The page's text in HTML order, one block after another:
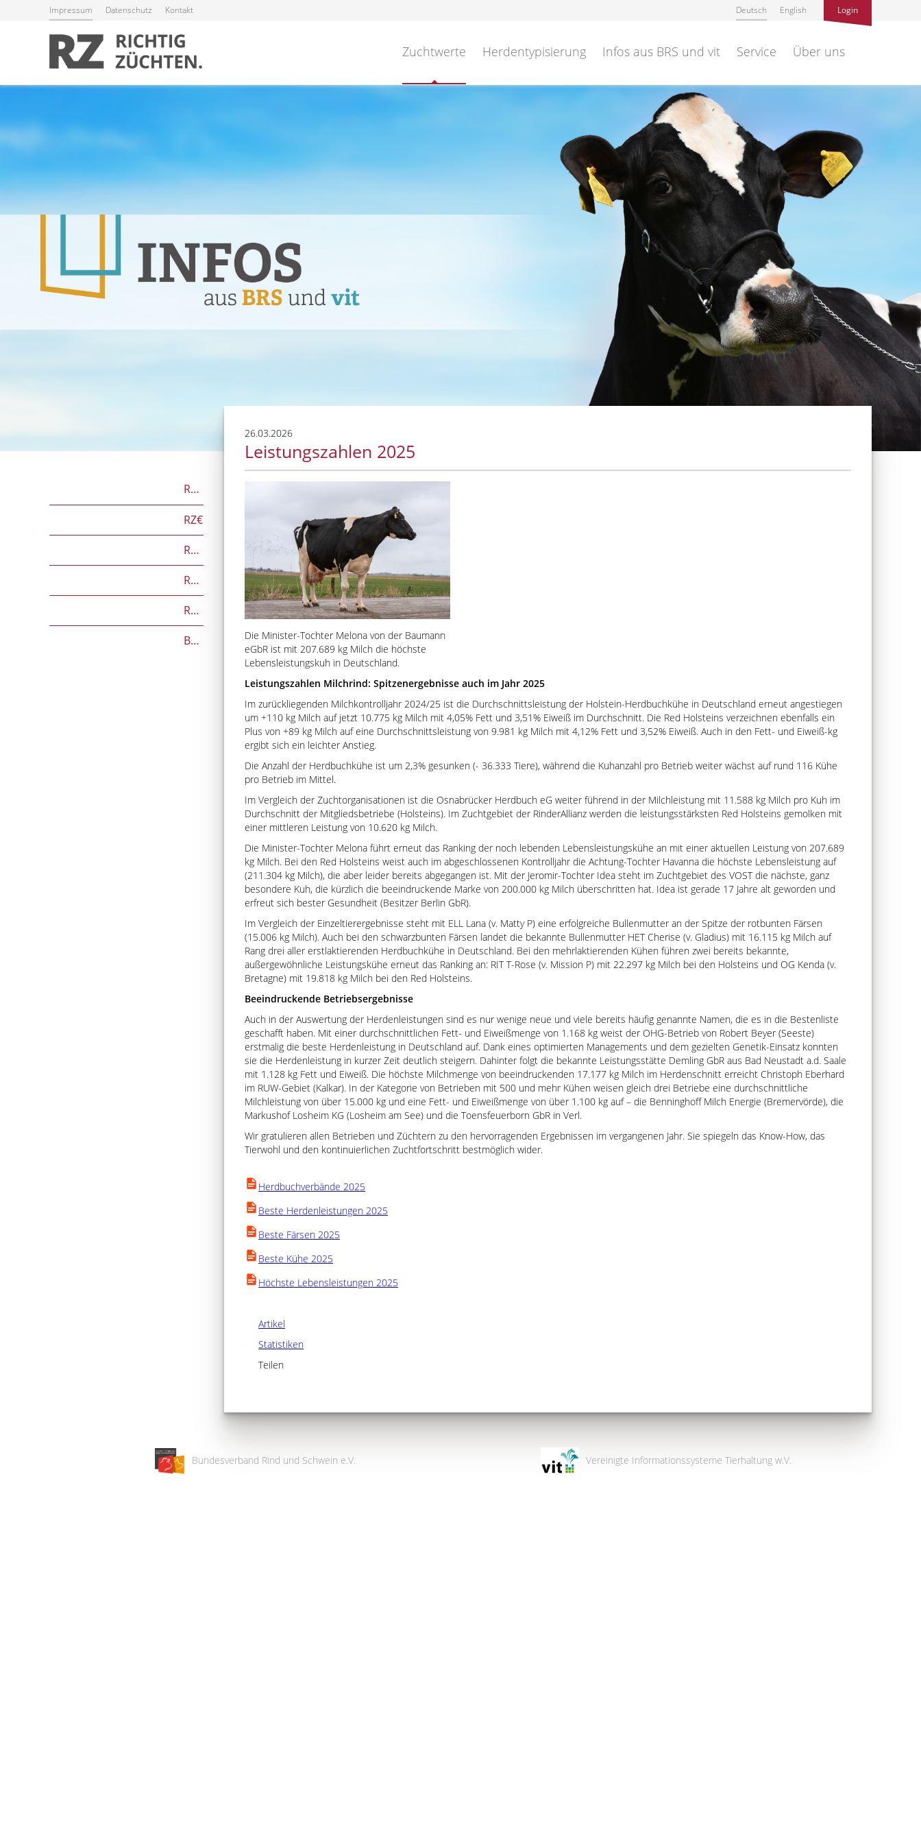
Impressum Datenschutz Kontakt Deutsch English Login
Zuchtwerte Herdentypisierung Infos aus BRS und vit Service Über uns
RZG
RZ€
RZÖko
RZFutterEffizienz
RZGesund
Beef on Dairy-Zuchtwerte
26.03.2026
Leistungszahlen 2025
Die Minister-Tochter Melona von der Baumann
eGbR ist mit 207.689 kg Milch die höchste
Lebensleistungskuh in Deutschland.
Leistungszahlen Milchrind: Spitzenergebnisse auch im Jahr 2025
Im zurückliegenden Milchkontrolljahr 2024/25 ist die Durchschnittsleistung der Holstein-Herdbuchkühe in Deutschland erneut angestiegen
um +110 kg Milch auf jetzt 10.775 kg Milch mit 4,05% Fett und 3,51% Eiweiß im Durchschnitt. Die Red Holsteins verzeichnen ebenfalls ein
Plus von +89 kg Milch auf eine Durchschnittsleistung von 9.981 kg Milch mit 4,12% Fett und 3,52% Eiweiß. Auch in den Fett- und Eiweiß-kg
ergibt sich ein leichter Anstieg.
Die Anzahl der Herdbuchkühe ist um 2,3% gesunken (- 36.333 Tiere), während die Kuhanzahl pro Betrieb weiter wächst auf rund 116 Kühe
pro Betrieb im Mittel.
Im Vergleich der Zuchtorganisationen ist die Osnabrücker Herdbuch eG weiter führend in der Milchleistung mit 11.588 kg Milch pro Kuh im
Durchschnitt der Mitgliedsbetriebe (Holsteins). Im Zuchtgebiet der RinderAllianz werden die leistungsstärksten Red Holsteins gemolken mit
einer mittleren Leistung von 10.620 kg Milch.
Die Minister-Tochter Melona führt erneut das Ranking der noch lebenden Lebensleistungskühe an mit einer aktuellen Leistung von 207.689
kg Milch. Bei den Red Holsteins weist auch im abgeschlossenen Kontrolljahr die Achtung-Tochter Havanna die höchste Lebensleistung auf
(211.304 kg Milch), die aber leider bereits abgegangen ist. Mit der Jeromir-Tochter Idea steht im Zuchtgebiet des VOST die nächste, ganz
besondere Kuh, die kürzlich die beeindruckende Marke von 200.000 kg Milch überschritten hat. Idea ist gerade 17 Jahre alt geworden und
erfreut sich bester Gesundheit (Besitzer Berlin GbR).
Im Vergleich der Einzeltierergebnisse steht mit ELL Lana (v. Matty P) eine erfolgreiche Bullenmutter an der Spitze der rotbunten Färsen
(15.006 kg Milch). Auch bei den schwarzbunten Färsen landet die bekannte Bullenmutter HET Cherise (v. Gladius) mit 16.115 kg Milch auf
Rang drei aller erstlaktierenden Herdbuchkühe in Deutschland. Bei den mehrlaktierenden Kühen führen zwei bereits bekannte,
außergewöhnliche Leistungskühe erneut das Ranking an: RIT T-Rose (v. Mission P) mit 22.297 kg Milch bei den Holsteins und OG Kenda (v.
Bretagne) mit 19.818 kg Milch bei den Red Holsteins.
Beeindruckende Betriebsergebnisse
Auch in der Auswertung der Herdenleistungen sind es nur wenige neue und viele bereits häufig genannte Namen, die es in die Bestenliste
geschafft haben. Mit einer durchschnittlichen Fett- und Eiweißmenge von 1.168 kg weist der OHG-Betrieb von Robert Beyer (Seeste)
erstmalig die beste Herdenleistung in Deutschland auf. Dank eines optimierten Managements und dem gezielten Genetik-Einsatz konnten
sie die Herdenleistung in kurzer Zeit deutlich steigern. Dahinter folgt die bekannte Leistungsstätte Demling GbR aus Bad Neustadt a.d. Saale
mit 1.128 kg Fett und Eiweiß. Die höchste Milchmenge von beeindruckenden 17.177 kg Milch im Herdenschnitt erreicht Christoph Eberhard
im RUW-Gebiet (Kalkar). In der Kategorie von Betrieben mit 500 und mehr Kühen weisen gleich drei Betriebe eine durchschnittliche
Milchleistung von über 15.000 kg und eine Fett- und Eiweißmenge von über 1.100 kg auf – die Benninghoff Milch Energie (Bremervörde), die
Markushof Losheim KG (Losheim am See) und die Toensfeuerborn GbR in Verl.
Wir gratulieren allen Betrieben und Züchtern zu den hervorragenden Ergebnissen im vergangenen Jahr. Sie spiegeln das Know-How, das
Tierwohl und den kontinuierlichen Zuchtfortschritt bestmöglich wider.
Herdbuchverbände 2025
Beste Herdenleistungen 2025
Beste Färsen 2025
Beste Kühe 2025
Höchste Lebensleistungen 2025
Artikel
Statistiken
Teilen
Bundesverband Rind und Schwein e.V. Vereinigte Informationssysteme Tierhaltung w.V.